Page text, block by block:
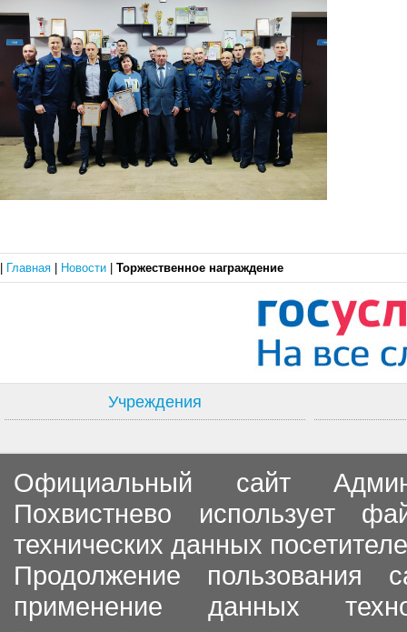
Главная Новости Торжественное награждение
Учреждения
Официальный сайт
Похвистнево использует
технических данных
Продолжение пользования
применение данных